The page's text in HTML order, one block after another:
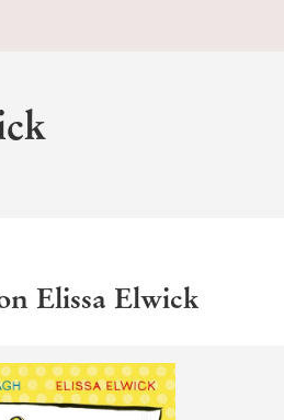
Elissa Elwick